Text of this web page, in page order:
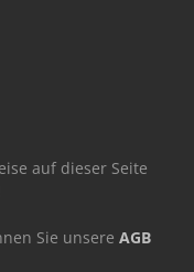
auf dieser Seite
Sie unsere AGB